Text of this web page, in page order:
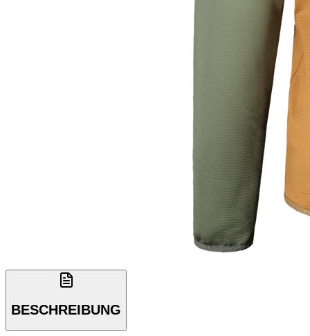
BESCHREIBUNG